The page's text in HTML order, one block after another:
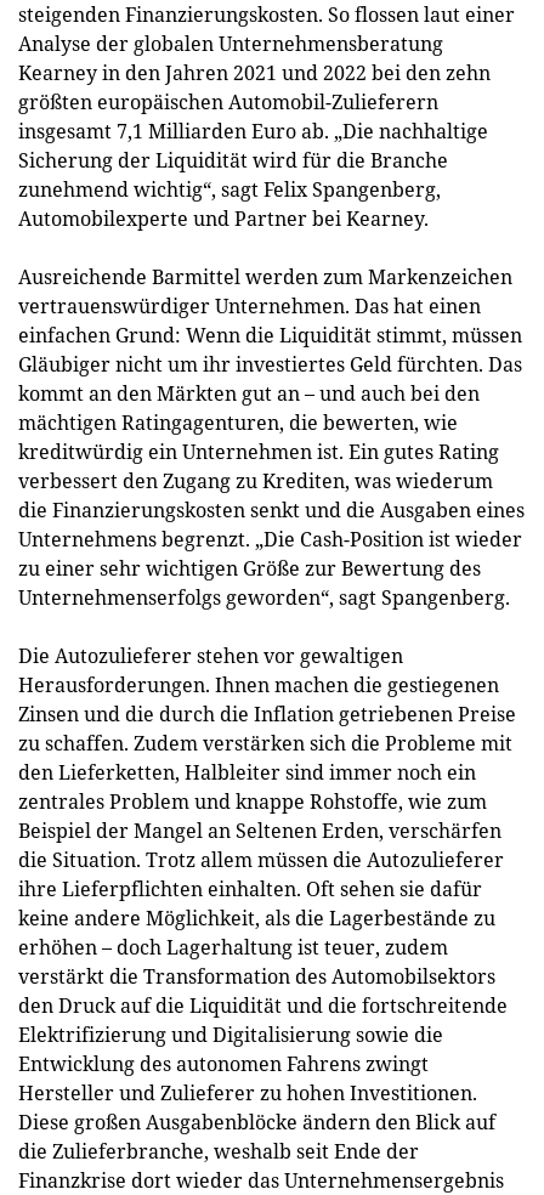
steigenden Finanzierungskosten. So flossen laut einer
Analyse der globalen Unternehmensberatung
Kearney in den Jahren 2021 und 2022 bei den zehn
größten europäischen Automobil-Zulieferern
insgesamt 7,1 Milliarden Euro ab. „Die nachhaltige
Sicherung der Liquidität wird für die Branche
zunehmend wichtig“, sagt Felix Spangenberg,
Automobilexperte und Partner bei Kearney.
Ausreichende Barmittel werden zum Markenzeichen
vertrauenswürdiger Unternehmen. Das hat einen
einfachen Grund: Wenn die Liquidität stimmt, müssen
Gläubiger nicht um ihr investiertes Geld fürchten. Das
kommt an den Märkten gut an – und auch bei den
mächtigen Ratingagenturen, die bewerten, wie
kreditwürdig ein Unternehmen ist. Ein gutes Rating
verbessert den Zugang zu Krediten, was wiederum
die Finanzierungskosten senkt und die Ausgaben eines
Unternehmens begrenzt. „Die Cash-Position ist wieder
zu einer sehr wichtigen Größe zur Bewertung des
Unternehmenserfolgs geworden“, sagt Spangenberg.
Die Autozulieferer stehen vor gewaltigen
Herausforderungen. Ihnen machen die gestiegenen
Zinsen und die durch die Inflation getriebenen Preise
zu schaffen. Zudem verstärken sich die Probleme mit
den Lieferketten, Halbleiter sind immer noch ein
zentrales Problem und knappe Rohstoffe, wie zum
Beispiel der Mangel an Seltenen Erden, verschärfen
die Situation. Trotz allem müssen die Autozulieferer
ihre Lieferpflichten einhalten. Oft sehen sie dafür
keine andere Möglichkeit, als die Lagerbestände zu
erhöhen – doch Lagerhaltung ist teuer, zudem
verstärkt die Transformation des Automobilsektors
den Druck auf die Liquidität und die fortschreitende
Elektrifizierung und Digitalisierung sowie die
Entwicklung des autonomen Fahrens zwingt
Hersteller und Zulieferer zu hohen Investitionen.
Diese großen Ausgabenblöcke ändern den Blick auf
die Zulieferbranche, weshalb seit Ende der
Finanzkrise dort wieder das Unternehmensergebnis